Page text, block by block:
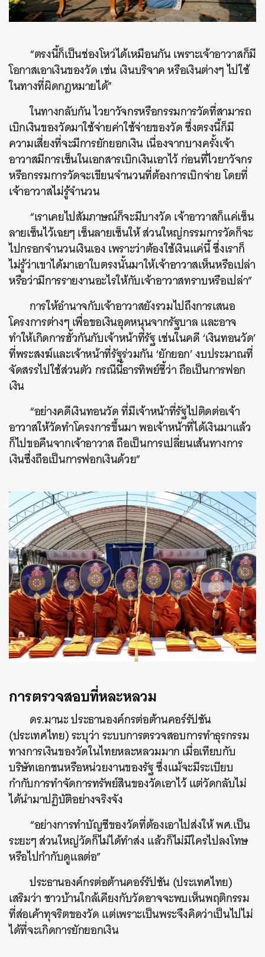
“ตรงนี้ก็เป็นช่องโหว่ได้เหมือนกัน เพราะเจ้าอาวาสก็มี
โอกาสเอาเงินของวัด เช่น เงินบริจาค หรือเงินต่างๆ ไปใช้
ในทางที่ผิดกฎหมายได้”
ในทางกลับกัน ไวยาวัจกรหรือกรรมการวัดที่สามารถ
เบิกเงินของวัดมาใช้จ่ายค่าใช้จ่ายของวัด ซึ่งตรงนี้ก็มี
ความเสี่ยงที่จะมีการยักยอกเงิน เนื่องจากบางครั้งเจ้า
อาวาสมีการเซ็นในเอกสารเบิกเงินเอาไว้ ก่อนที่ไวยาวัจกร
หรือกรรมการวัดจะเขียนจำนวนที่ต้องการเบิกจ่าย โดยที่
เจ้าอาวาสไม่รู้จำนวน
“เราเคยไปสัมภาษณ์ก็จะมีบางวัด เจ้าอาวาสก็แค่เซ็น
ลายเซ็นไว้เฉยๆ เซ็นลายเซ็นให้ ส่วนใหญ่กรรมการวัดก็จะ
ไปกรอกจำนวนเงินเอง เพราะว่าต้องใช้เงินแค่นี้ ซึ่งเราก็
ไม่รู้ว่าเขาได้มาเอาใบตรงนั้นมาให้เจ้าอาวาสเห็นหรือเปล่า
หรือว่ามีการรายงานอะไรให้กับเจ้าอาวาสทราบหรือเปล่า”
การให้อำนาจกับเจ้าอาวาสยังรวมไปถึงการเสนอ
โครงการต่างๆ เพื่อขอเงินอุดหนุนจากรัฐบาล และอาจ
ทำให้เกิดการฮั้วกันกับเจ้าหน้าที่รัฐ เช่นในคดี ‘เงินทอนวัด’
ที่พระสงฆ์และเจ้าหน้าที่รัฐร่วมกัน ‘ยักยอก’ งบประมาณที่
จัดสรรไปใช้ส่วนตัว กรณีนี้ธารทิพย์ชี้ว่า ถือเป็นการฟอก
เงิน
“อย่างคดีเงินทอนวัด ที่มีเจ้าหน้าที่รัฐไปติดต่อเจ้า
อาวาสให้วัดทำโครงการขึ้นมา พอเจ้าหน้าที่ได้เงินมาแล้ว
ก็ไปขอคืนจากเจ้าอาวาส ถือเป็นการเปลี่ยนเส้นทางการ
เงินซึ่งถือเป็นการฟอกเงินด้วย”
การตรวจสอบที่หละหลวม
ดร.มานะ ประธานองค์กรต่อต้านคอร์รัปชัน
(ประเทศไทย) ระบุว่า ระบบการตรวจสอบการทำธุรกรรม
ทางการเงินของวัดในไทยหละหลวมมาก เมื่อเทียบกับ
บริษัทเอกชนหรือหน่วยงานของรัฐ ซึ่งแม้จะมีระเบียบ
กำกับการทำจัดการทรัพย์สินของวัดเอาไว้ แต่วัดกลับไม่
ได้นำมาปฏิบัติอย่างจริงจัง
“อย่างการทำบัญชีของวัดที่ต้องเอาไปส่งให้ พศ.เป็น
ระยะๆ ส่วนใหญ่วัดก็ไม่ได้ทำส่ง แล้วก็ไม่มีใครไปลงโทษ
หรือไปกำกับดูแลต่อ”
ประธานองค์กรต่อต้านคอร์รัปชัน (ประเทศไทย)
เสริมว่า ชาวบ้านใกล้เคียงกับวัดอาจจะพบเห็นพฤติกรรม
ที่ส่อเค้าทุจริตของวัด แต่เพราะเป็นพระจึงคิดว่าเป็นไปไม่
ได้ที่จะเกิดการยักยอกเงิน